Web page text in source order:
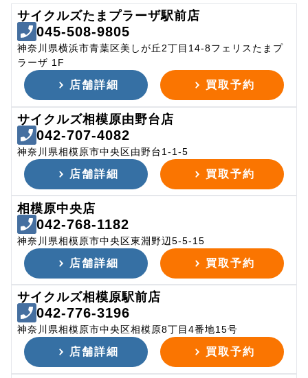
サイクルズたまプラーザ駅前店
045-508-9805
神奈川県横浜市青葉区美しが丘2丁目14-8フェリスたまプ
ラーザ 1F
店舗詳細 買取予約
サイクルズ相模原由野台店
042-707-4082
神奈川県相模原市中央区由野台1-1-5
店舗詳細 買取予約
相模原中央店
042-768-1182
神奈川県相模原市中央区東淵野辺5-5-15
店舗詳細 買取予約
サイクルズ相模原駅前店
042-776-3196
神奈川県相模原市中央区相模原8丁目4番地15号
店舗詳細 買取予約